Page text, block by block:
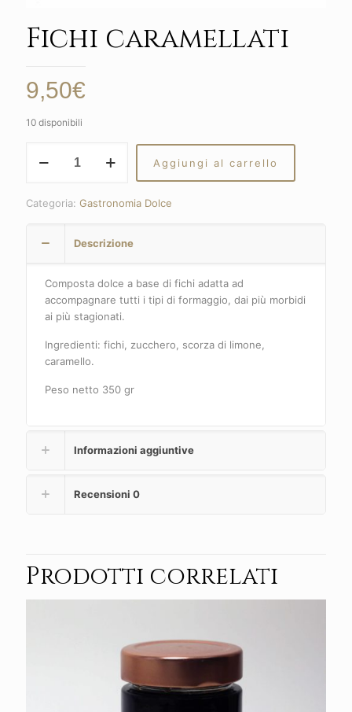
Fichi caramellati
9,50€
10 disponibili
caramellati
Aggiungi al carrello
Categoria: Gastronomia Dolce
Descrizione
Composta dolce a base di fichi adatta ad
accompagnare tutti i tipi di formaggio, dai più morbidi
ai più stagionati.
Ingredienti: fichi, zucchero, scorza di limone,
caramello.
Peso netto 350 gr
Informazioni aggiuntive
Recensioni 0
Prodotti correlati